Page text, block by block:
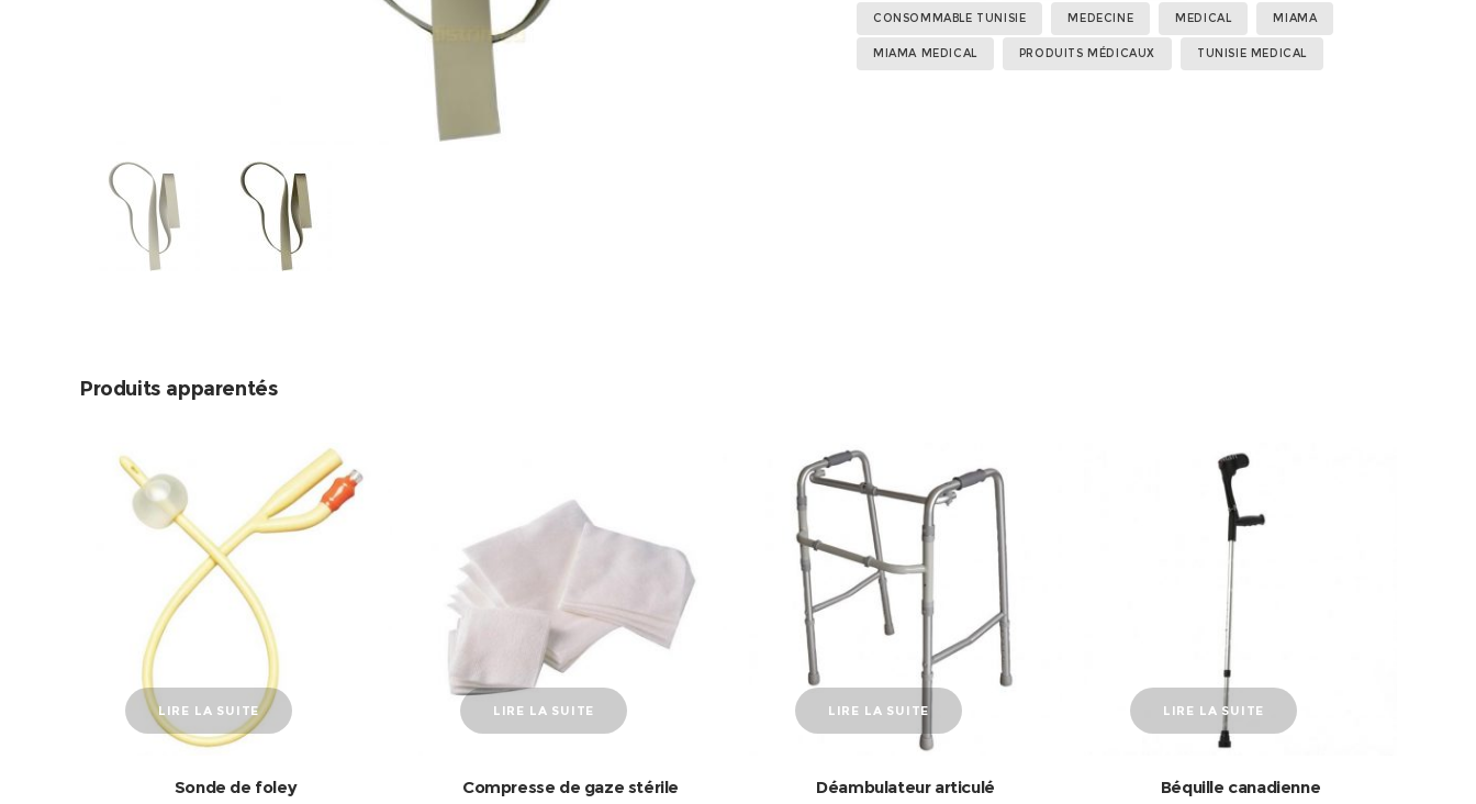
CONSOMMABLE TUNISIE MEDECINE MEDICAL MIAMA
MIAMA MEDICAL PRODUITS MÉDICAUX TUNISIE MEDICAL
Produits apparentés
LIRE LA SUITE
Sonde de foley
LIRE LA SUITE
Compresse de gaze stérile
LIRE LA SUITE
Déambulateur articulé
LIRE LA SUITE
Béquille canadienne